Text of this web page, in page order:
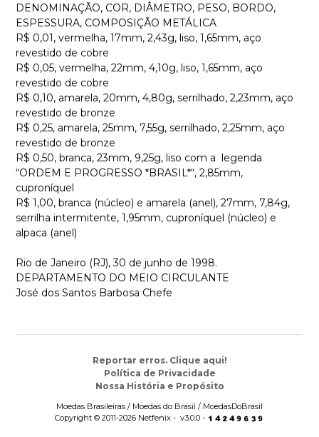
DENOMINAÇÃO, COR, DIÂMETRO, PESO, BORDO,
ESPESSURA, COMPOSIÇÃO METÁLICA
R$ 0,01, vermelha, 17mm, 2,43g, liso, 1,65mm, aço
revestido de cobre
R$ 0,05, vermelha, 22mm, 4,10g, liso, 1,65mm, aço
revestido de cobre
R$ 0,10, amarela, 20mm, 4,80g, serrilhado, 2,23mm, aço
revestido de bronze
R$ 0,25, amarela, 25mm, 7,55g, serrilhado, 2,25mm, aço
revestido de bronze
R$ 0,50, branca, 23mm, 9,25g, liso com a legenda
“ORDEM E PROGRESSO *BRASIL*“, 2,85mm,
cuproníquel
R$ 1,00, branca (núcleo) e amarela (anel), 27mm, 7,84g,
serrilha intermitente, 1,95mm, cuproníquel (núcleo) e
alpaca (anel)
Rio de Janeiro (RJ), 30 de junho de 1998.
DEPARTAMENTO DO MEIO CIRCULANTE
José dos Santos Barbosa Chefe
Reportar erros. Clique aqui!
Política de Privacidade
Nossa História e Propósito
Moedas Brasileiras / Moedas do Brasil / MoedasDoBrasil
Copyright © 2011-2026 Netfenix - v3.0.0 -